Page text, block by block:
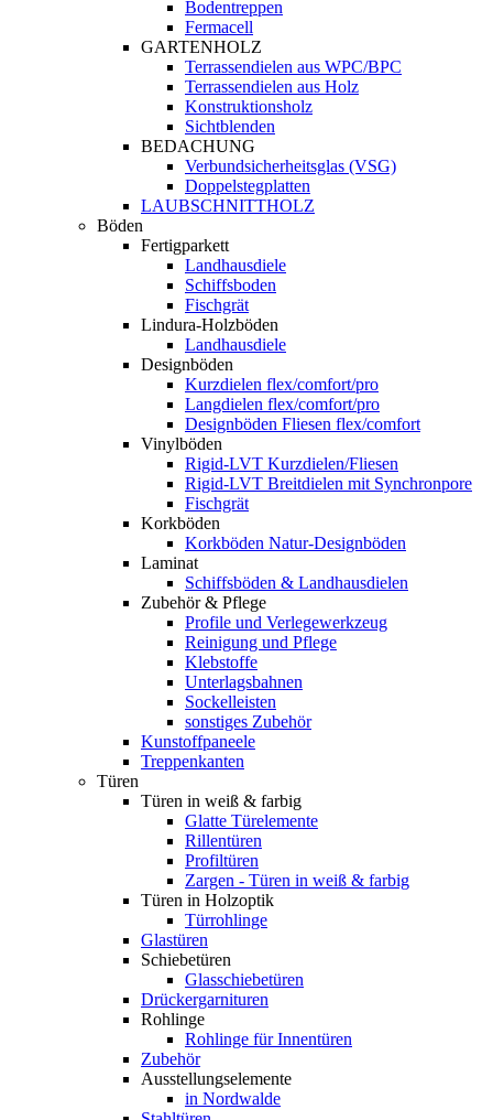
Bodentreppen
Fermacell
GARTENHOLZ
Terrassendielen aus WPC/BPC
Terrassendielen aus Holz
Konstruktionsholz
Sichtblenden
BEDACHUNG
Verbundsicherheitsglas (VSG)
Doppelstegplatten
LAUBSCHNITTHOLZ
Böden
Fertigparkett
Landhausdiele
Schiffsboden
Fischgrät
Lindura-Holzböden
Landhausdiele
Designböden
Kurzdielen flex/comfort/pro
Langdielen flex/comfort/pro
Designböden Fliesen flex/comfort
Vinylböden
Rigid-LVT Kurzdielen/Fliesen
Rigid-LVT Breitdielen mit Synchronpore
Fischgrät
Korkböden
Korkböden Natur-Designböden
Laminat
Schiffsböden & Landhausdielen
Zubehör & Pflege
Profile und Verlegewerkzeug
Reinigung und Pflege
Klebstoffe
Unterlagsbahnen
Sockelleisten
sonstiges Zubehör
Kunstoffpaneele
Treppenkanten
Türen
Türen in weiß & farbig
Glatte Türelemente
Rillentüren
Profiltüren
Zargen - Türen in weiß & farbig
Türen in Holzoptik
Türrohlinge
Glastüren
Schiebetüren
Glasschiebetüren
Drückergarnituren
Rohlinge
Rohlinge für Innentüren
Zubehör
Ausstellungselemente
in Nordwalde